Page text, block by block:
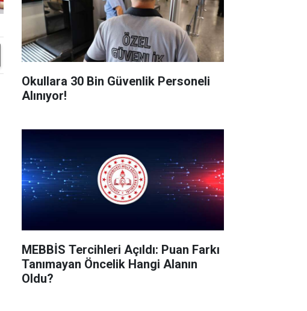
Okullara 30 Bin Güvenlik Personeli
Alınıyor!
MEBBİS Tercihleri Açıldı: Puan Farkı
Tanımayan Öncelik Hangi Alanın
Oldu?